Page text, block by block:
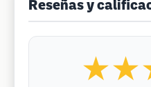
Reseñas y